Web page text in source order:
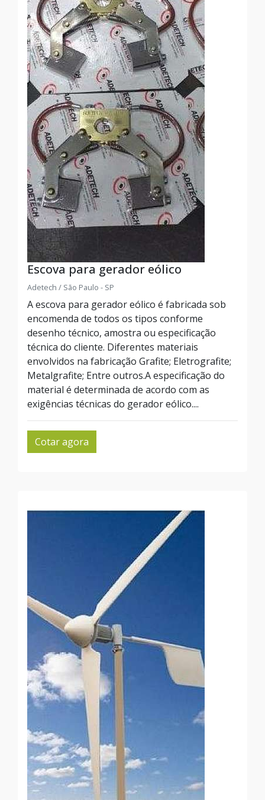
Escova para gerador eólico
Adetech / São Paulo - SP
A escova para gerador eólico é fabricada sob
encomenda de todos os tipos conforme
desenho técnico, amostra ou especificação
técnica do cliente. Diferentes materiais
envolvidos na fabricação Grafite; Eletrografite;
Metalgrafite; Entre outros.A especificação do
material é determinada de acordo com as
exigências técnicas do gerador eólico....
Cotar agora